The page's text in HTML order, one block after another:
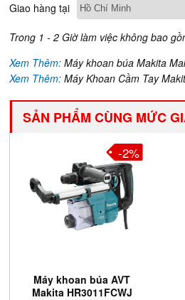
Giao hàng tại
Trong 1 - 2 Giờ làm việc không bao
Xem Thêm:Máy khoan búa Makita
Xem Thêm:Máy Khoan Cầm Tay
SẢN PHẨM CÙNG MỨC
Máy khoan búa AVT
Makita HR3011FCWJ
-2%